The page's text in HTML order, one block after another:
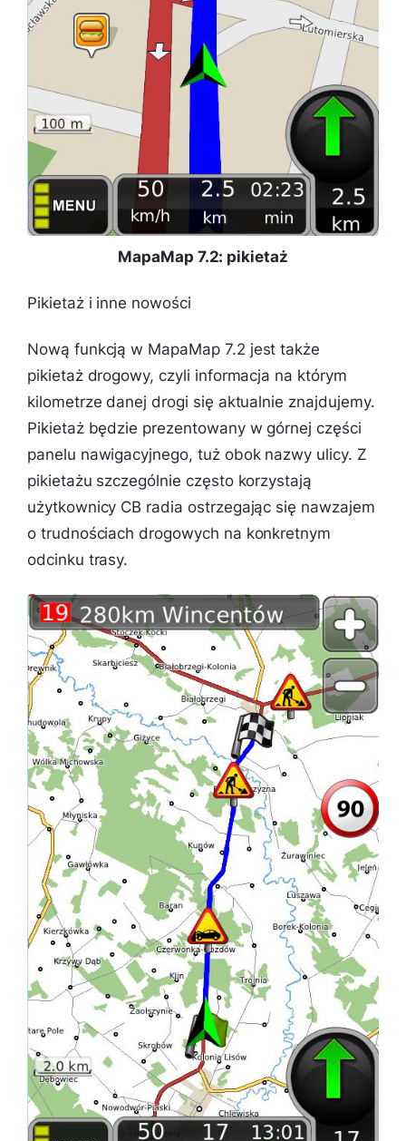
MapaMap 7.2: pikietaż
Pikietaż i inne nowości
Nową funkcją w MapaMap 7.2 jest także
pikietaż drogowy, czyli informacja na którym
kilometrze danej drogi się aktualnie znajdujemy.
Pikietaż będzie prezentowany w górnej części
panelu nawigacyjnego, tuż obok nazwy ulicy. Z
pikietażu szczególnie często korzystają
użytkownicy CB radia ostrzegając się nawzajem
o trudnościach drogowych na konkretnym
odcinku trasy.